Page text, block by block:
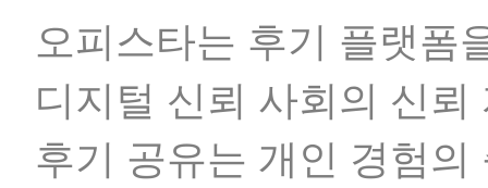
오피스타는 후기 플랫폼
디지털 신뢰 사회의 신
후기 공유는 개인 경험